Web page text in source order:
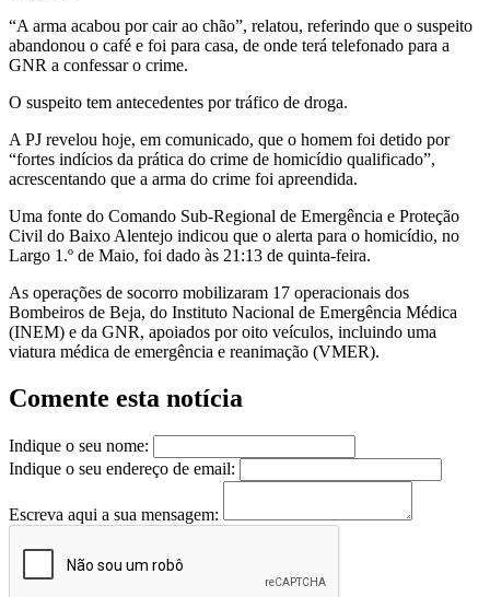
“A arma acabou por cair ao chão”, relatou, referindo que o suspeito
abandonou o café e foi para casa, de onde terá telefonado para a
GNR a confessar o crime.
O suspeito tem antecedentes por tráfico de droga.
A PJ revelou hoje, em comunicado, que o homem foi detido por
“fortes indícios da prática do crime de homicídio qualificado”,
acrescentando que a arma do crime foi apreendida.
Uma fonte do Comando Sub-Regional de Emergência e Proteção
Civil do Baixo Alentejo indicou que o alerta para o homicídio, no
Largo 1.º de Maio, foi dado às 21:13 de quinta-feira.
As operações de socorro mobilizaram 17 operacionais dos
Bombeiros de Beja, do Instituto Nacional de Emergência Médica
(INEM) e da GNR, apoiados por oito veículos, incluindo uma
viatura médica de emergência e reanimação (VMER).
Comente esta notícia
Indique o seu nome:
Indique o seu endereço de email:
Escreva aqui a sua mensagem: